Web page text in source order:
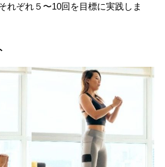
れぞれ５〜10回を目標に実践しま